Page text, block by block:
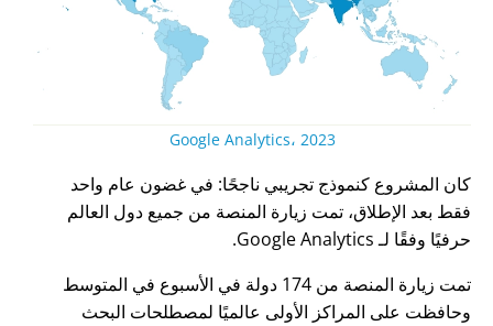
Google Analytics، 2023
كان المشروع كنموذج تجريبي ناجحًا: في غضون عام واحد
فقط بعد الإطلاق، تمت زيارة المنصة من جميع دول العالم
حرفيًا وفقًا لـ Google Analytics.
تمت زيارة المنصة من 174 دولة في الأسبوع في المتوسط
وحافظت على المراكز الأولى عالميًا لمصطلحات البحث